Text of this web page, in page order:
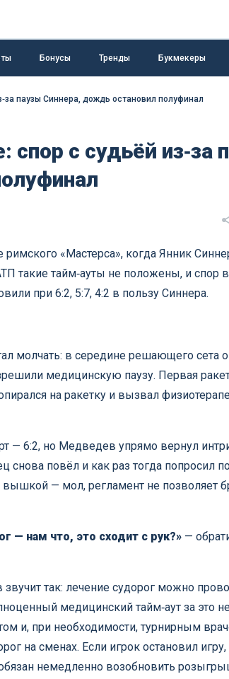
Бонусы Тренды Букмекеры
паузы Синнера, дождь остановил полуфинал
с судьёй из‑за
«Мастерса», когда Янник
такие тайм‑ауты не положены, и спор
при 6:2, 5:7, 4:2 в пользу Синнера.
молчать: в середине решающего сета
медицинскую паузу. Первая
на ракетку и вызвал
— 6:2, но Медведев упрямо вернул
снова повёл и как раз тогда попросил
вышкой — мол, регламент не позволяет
— нам что, это сходит с рук?» —
так: лечение судорог можно
медицинский тайм‑аут за это
и, при необходимости, турнирным
на сменах. Если игрок остановил игру,
немедленно возобновить